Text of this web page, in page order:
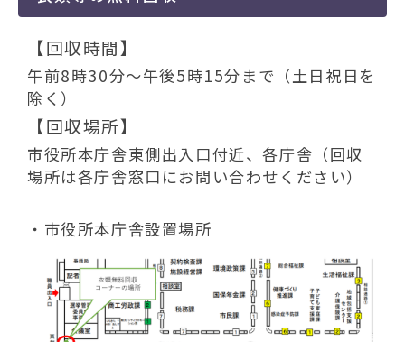
【回収時間】
午前8時30分～午後5時15分まで（土日祝日を
除く）
【回収場所】
市役所本庁舎東側出入口付近、各庁舎（回収
場所は各庁舎窓口にお問い合わせください）
・市役所本庁舎設置場所